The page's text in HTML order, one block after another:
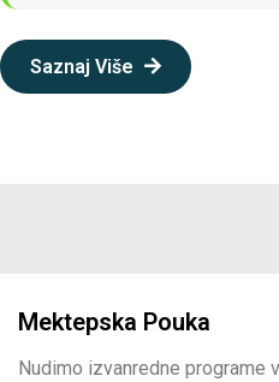
Saznaj Više
Mektepska Pouka
Nudimo izvanredne programe